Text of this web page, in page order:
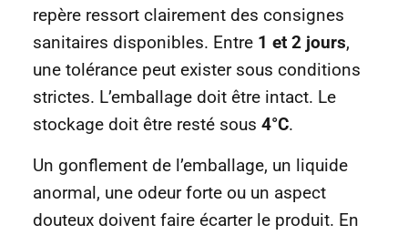
repère ressort clairement des consignes
sanitaires disponibles. Entre 1 et 2 jours,
une tolérance peut exister sous conditions
strictes. L’emballage doit être intact. Le
stockage doit être resté sous 4°C.
Un gonflement de l’emballage, un liquide
anormal, une odeur forte ou un aspect
douteux doivent faire écarter le produit. En